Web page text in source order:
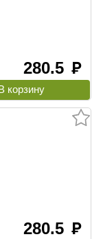
280.5 руб
280.5 руб